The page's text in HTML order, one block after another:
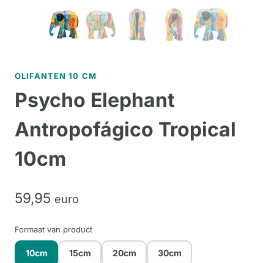
OLIFANTEN 10 CM
Psycho Elephant
Antropofágico Tropical
10cm
59,95 euro
Formaat van product
10cm 15cm 20cm 30cm